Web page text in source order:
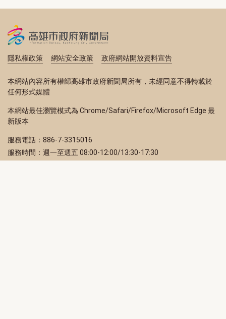
隱私權政策 網站安全政策 政府網站開放資料宣告
本網站內容所有權歸高雄市政府新聞局所有，未經同意不得轉載於
任何形式媒體
本網站最佳瀏覽模式為 Chrome/Safari/Firefox/Microsoft Edge 最
新版本
服務電話：886-7-3315016
服務時間：週一至週五 08:00-12:00/13:30-17:30